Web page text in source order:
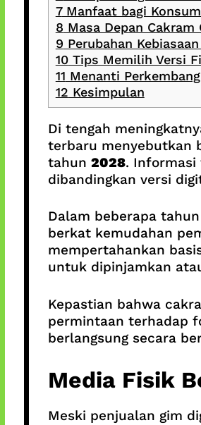
7Manfaat bagi
8 Masa Depan Cakram
9 Perubahan
10Tips Memilih Versi
11 Menanti
12 Kesimpulan
Di tengah
terbaru menyebutkan
tahun 2028. Informasi
dibandingkan versi
Dalam beberapa
berkat kemudahan
mempertahankan
untuk dipinjamkan
Kepastian bahwa
permintaan terhadap
berlangsung secara
Media Fisik
Meski penjualan gim